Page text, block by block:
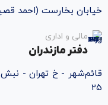
خیابان بخارست (احمد قصیر) -
مالی و اداری
دفتر مازندران
۲۵